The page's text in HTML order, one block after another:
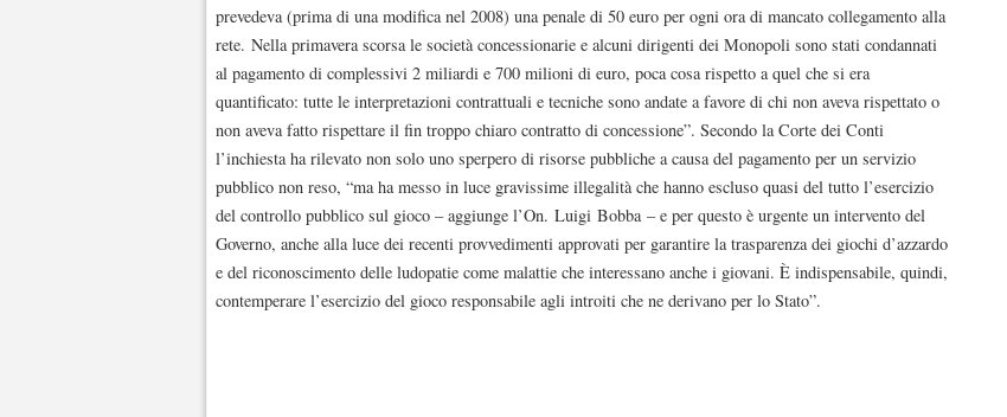
prevedeva (prima di una modifica nel 2008) una penale di 50 euro per ogni ora di mancato collegamento alla
rete. Nella primavera scorsa le società concessionarie e alcuni dirigenti dei Monopoli sono stati condannati
al pagamento di complessivi 2 miliardi e 700 milioni di euro, poca cosa rispetto a quel che si era
quantificato: tutte le interpretazioni contrattuali e tecniche sono andate a favore di chi non aveva rispettato o
non aveva fatto rispettare il fin troppo chiaro contratto di concessione”. Secondo la Corte dei Conti
l’inchiesta ha rilevato non solo uno sperpero di risorse pubbliche a causa del pagamento per un servizio
pubblico non reso, “ma ha messo in luce gravissime illegalità che hanno escluso quasi del tutto l’esercizio
del controllo pubblico sul gioco – aggiunge l’On. Luigi Bobba – e per questo è urgente un intervento del
Governo, anche alla luce dei recenti provvedimenti approvati per garantire la trasparenza dei giochi d’azzardo
e del riconoscimento delle ludopatie come malattie che interessano anche i giovani. È indispensabile, quindi,
contemperare l’esercizio del gioco responsabile agli introiti che ne derivano per lo Stato”.